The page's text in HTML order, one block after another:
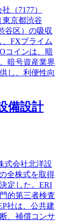
（7177）
東京都渋谷
谷区）の吸収
FXプライム
コインは、暗
暗号資産業界
し、利便性向
備設計
式会社北洋設
全株式を取得
定した。ERI
的第三者検査
社は、公共建
、補償コンサ